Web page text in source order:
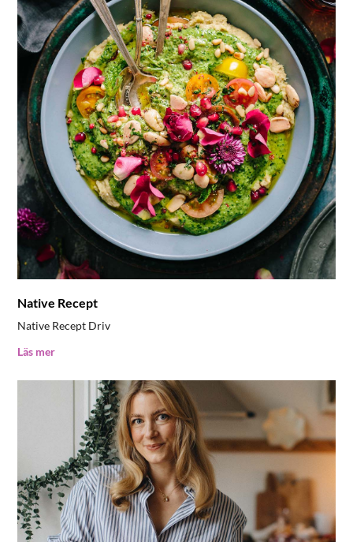
Native Recept
Native Recept Driv
Läs mer